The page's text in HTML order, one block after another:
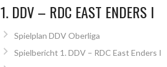
1. DDV – RDC EAST ENDERS I
Spielplan DDV Oberliga
Spielbericht 1. DDV – RDC East Enders I